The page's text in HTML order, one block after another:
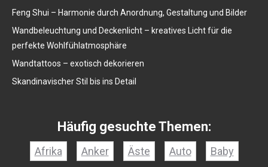
Feng Shui – Harmonie durch Anordnung, Gestaltung und Bilder
Wandbeleuchtung und Deckenlicht – kreatives Licht für die
perfekte Wohlfühlatmosphäre
Wandtattoos – exotisch dekorieren
Skandinavischer Stil bis ins Detail
Häufig gesuchte Themen:
Afrika Anker Äste Auto Baby